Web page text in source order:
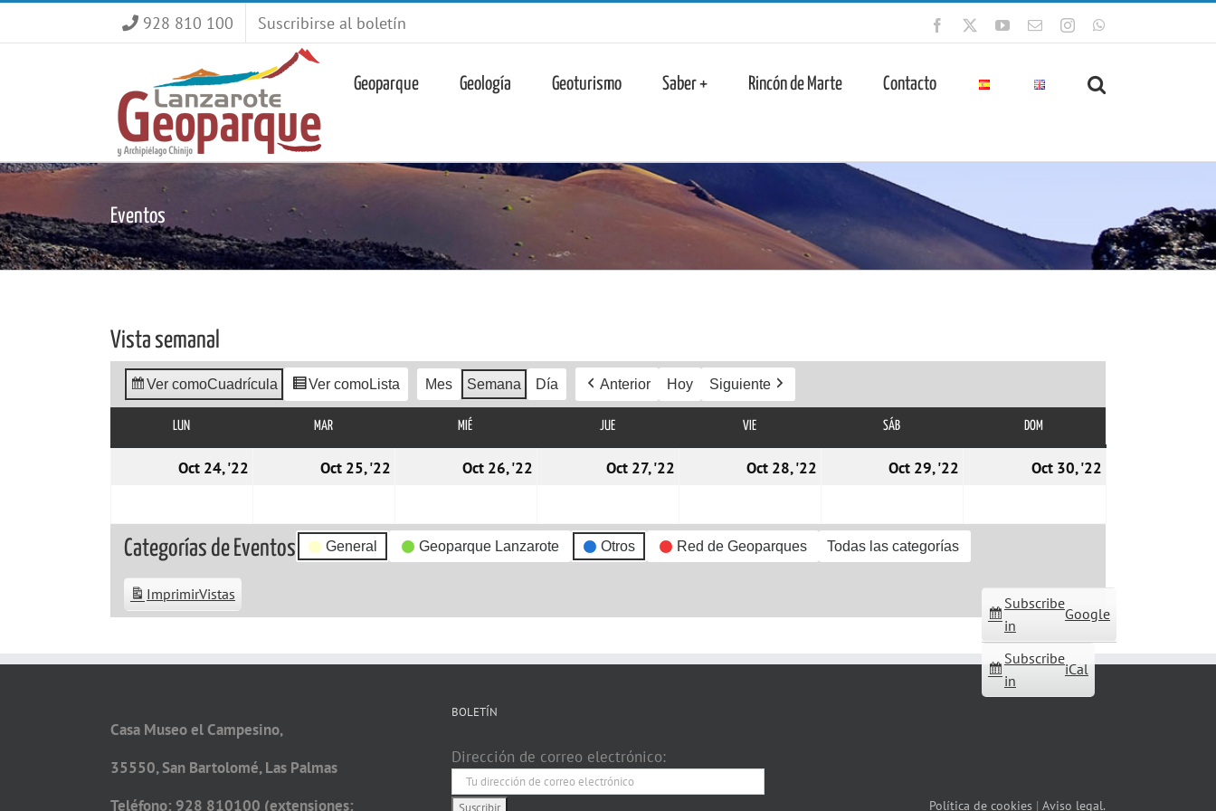
928 810 100 Suscribirse al boletín Facebook YouTube
CorreoInstagram
Geoparque Geología Geoturismo Saber + Rincón de Marte Contacto
Eventos
Vista semanal
Ver comoCuadrícula Ver comoLista Mes Semana Día Anterior Hoy Siguiente
LUNLUNES MARMARTES MIÉ JUEJUEVES VIEVIERNES SÁBSÁBADO DOM
Oct 24, '22 24/10/2022Oct 25, '22 25/10/2022Oct 26, '22 26/10/2022Oct 27, '22 27/10/2022Oct 28, '22 28/10/2022Oct 29, '22 29/10/2022Oct 30, '22
Categorías de Eventos General Geoparque Lanzarote Otros Red de Geoparques Todas las categorías
Subscribe
in
Google
Subscribe
in
iCal
ImprimirVistas
Casa Museo el Campesino,
35550, San Bartolomé, Las Palmas
Teléfono: 928 810100 (extensiones:
BOLETÍN
Dirección de correo electrónico:
Política de cookies | Aviso legal.